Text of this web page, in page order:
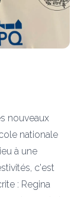
nouveaux
nationale
à une
c'est
: Regina